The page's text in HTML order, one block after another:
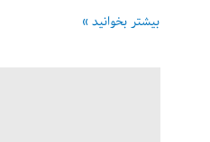
سوالات
بیشتر بخوانید »